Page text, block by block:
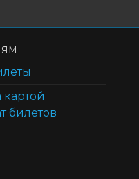
картой
билетов